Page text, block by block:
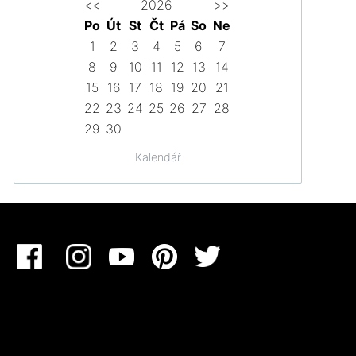
Kalendář
<< 2026
>>
Po Út St Čt Pá So Ne
1
2 3 4 5 6
7
8
9 10 11 12 13
14
15
16 17 18 19 20
21
22 23 24 25 26 27 28
29 30